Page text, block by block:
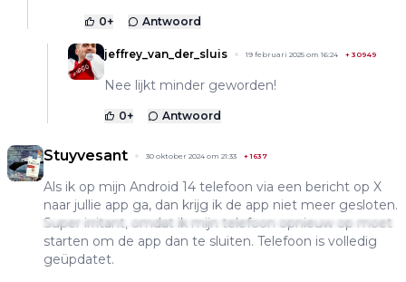
0+ Antwoord
jeffrey_van_der_sluis 19 februari 2025 om 16:24 + 30949
Nee lijkt minder geworden!
0+ Antwoord
Stuyvesant 30 oktober 2024 om 21:33 +1637
Als ik op mijn Android 14 telefoon via een bericht op X
naar jullie app ga, dan krijg ik de app niet meer gesloten.
Super irritant, omdat ik mijn telefoon opnieuw op moet
starten om de app dan te sluiten. Telefoon is volledig
geüpdatet.